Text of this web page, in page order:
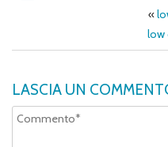
«
low
LASCIA UN